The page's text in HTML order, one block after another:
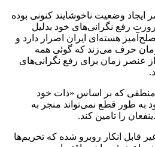
وضعیت ناخوشایند کنونی بوده
رفع نگرانی‌های خود بدلیل
هسته‌ای ایران اصرار دارد و
حرف می‌زند که گوئی همه
عنصر زمان برای رفع نگرانی‌های
منطقی که بر اساس «ذات خود
به طور قطع نمی‌تواند منجر به
را تامین کند.
قابل انکار روبرو شده که تحریم‌ها